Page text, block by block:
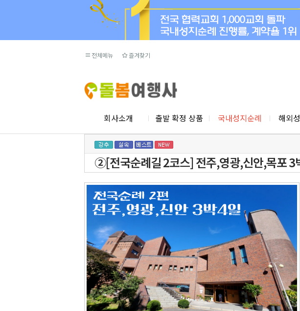
전체메뉴 즐겨찾기
회사소개 출발 확정 상품 국내성지순례 해외
②[전국순례길 2코스] 전주,영광,신안,목포 3